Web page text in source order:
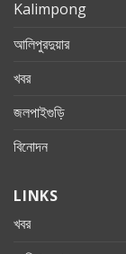
Kalimpong
আলিপুরদুয়ার
খবর
জলপাইগুড়ি
বিনোদন
LINKS
খবর